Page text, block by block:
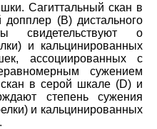
Сагиттальный скан в
(B) дистального
свидетельствуют о
и кальцинированных
ассоциированных с
сужением
в серой шкале (D) и
степень сужения
и кальцинированных